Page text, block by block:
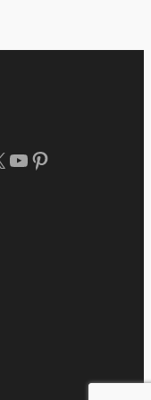
YouTube Pinterest